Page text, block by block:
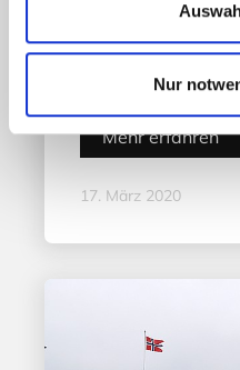
Nur
Coronavirus
Mehr erfahren
17. März 2020